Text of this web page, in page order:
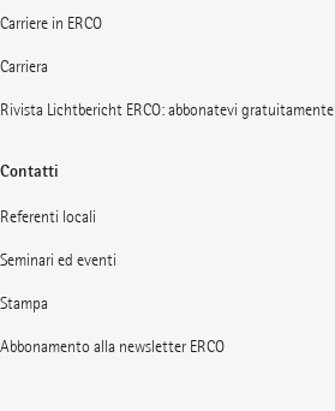
Carriere in ERCO
Carriera
Rivista Lichtbericht ERCO: abbonatevi gratuitamente
Contatti
Referenti locali
Seminari ed eventi
Stampa
Abbonamento alla newsletter ERCO